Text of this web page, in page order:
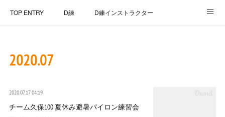
TOP ENTRY D練 D練インストラクター
CONTACT
2020.07
2020.07.17 04:19
チーム久保100 夏休み避暑パイロン練習会